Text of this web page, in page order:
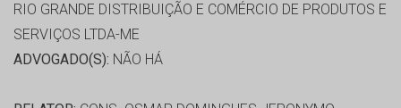
RIO GRANDE DISTRIBUIÇÃO E COMÉRCIO DE PRODUTOS E
SERVIÇOS LTDA-ME
ADVOGADO(S): NÃO HÁ